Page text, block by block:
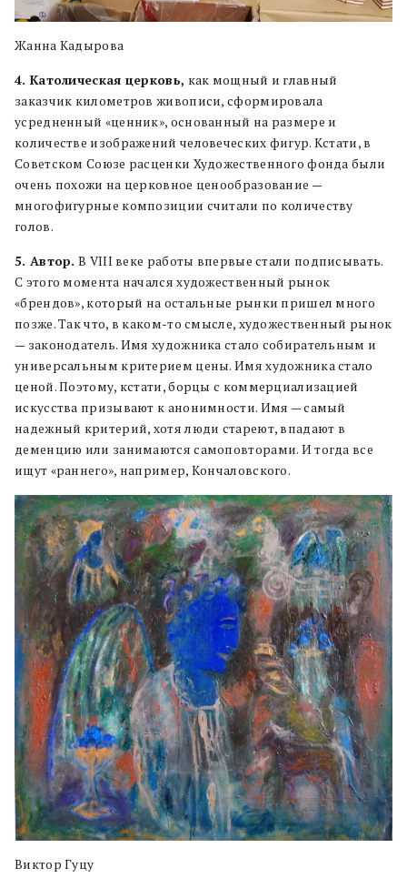
Жанна Кадырова
4. Католическая церковь, как мощный и главный
заказчик километров живописи, сформировала
усредненный «ценник», основанный на размере и
количестве изображений человеческих фигур. Кстати, в
Советском Союзе расценки Художественного фонда были
очень похожи на церковное ценообразование —
многофигурные композиции считали по количеству
голов.
5. Автор. В VIII веке работы впервые стали подписывать.
С этого момента начался художественный рынок
«брендов», который на остальные рынки пришел много
позже. Так что, в каком-то смысле, художественный рынок
— законодатель. Имя художника стало собирательным и
универсальным критерием цены. Имя художника стало
ценой. Поэтому, кстати, борцы с коммерциализацией
искусства призывают к анонимности. Имя — самый
надежный критерий, хотя люди стареют, впадают в
деменцию или занимаются самоповторами. И тогда все
ищут «раннего», например, Кончаловского.
Виктор Гуцу